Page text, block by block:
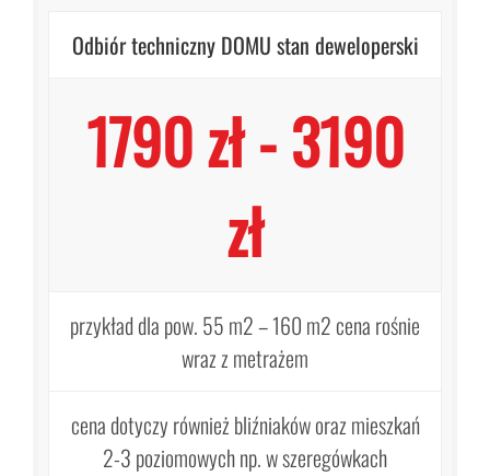
Odbiór techniczny DOMU stan deweloperski
1790 zł - 3190
zł
przykład dla pow. 55 m2 – 160 m2 cena rośnie
wraz z metrażem
cena dotyczy również bliźniaków oraz mieszkań
2-3 poziomowych np. w szeregówkach